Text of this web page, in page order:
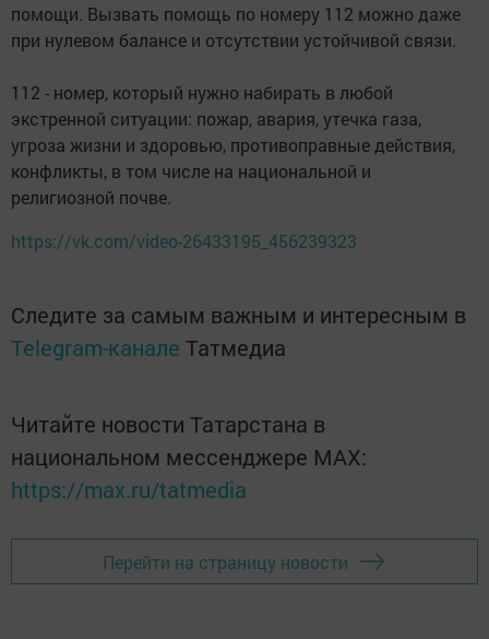
помощи. Вызвать помощь по номеру 112 можно даже
при нулевом балансе и отсутствии устойчивой связи.
112 - номер, который нужно набирать в любой
экстренной ситуации: пожар, авария, утечка газа,
угроза жизни и здоровью, противоправные действия,
конфликты, в том числе на национальной и
религиозной почве.
https://vk.com/video-26433195_456239323
Следите за самым важным и интересным в
Telegram-канале Татмедиа
Читайте новости Татарстана в
национальном мессенджере MАХ:
https://max.ru/tatmedia
Перейти на страницу новости